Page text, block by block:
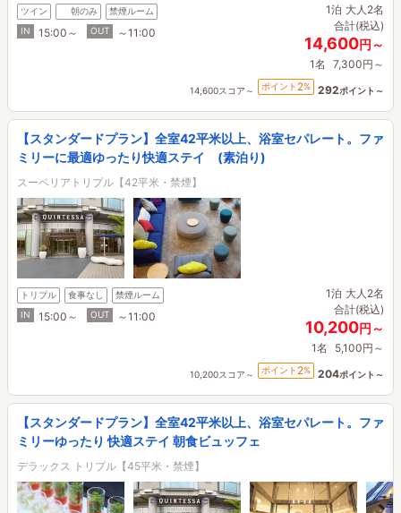
ツイン 朝のみ
禁煙ルーム
IN
15:00～ OUT ～11:00
1泊 大人2名
合計(税込)
14,600円～
1名 7,300円～
14,600スコア～ ポイント 2% 292ポイント～
【スタンダードプラン】全室42平米以上、浴室セパレート。ファ
ミリーに最適ゆったり快適ステイ (素泊り)
スーペリアトリプル【42平米・禁煙】
トリプル 食事なし
禁煙ルーム
IN
15:00～ OUT ～11:00
1泊 大人2名
合計(税込)
10,200円～
1名 5,100円～
10,200スコア～ ポイント 2% 204ポイント～
【スタンダードプラン】全室42平米以上、浴室セパレート。ファ
ミリーゆったり 快適ステイ 朝食ビュッフェ
デラックス トリプル【45平米・禁煙】